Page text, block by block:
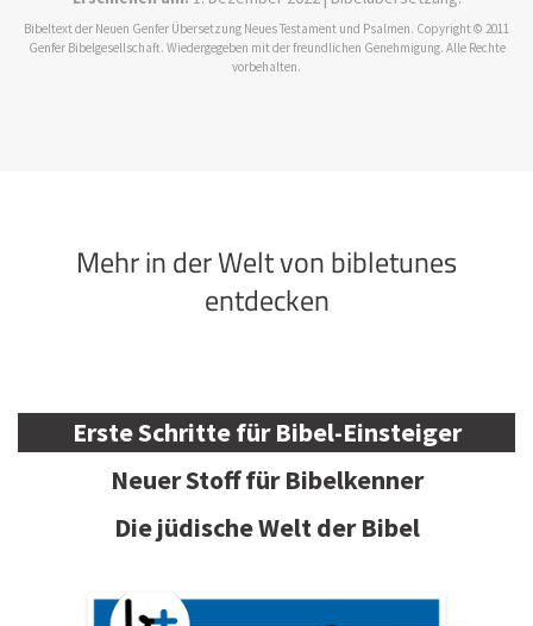
Bibeltext der Neuen Genfer Übersetzung Neues Testament und Psalmen. Copyright © 2011
Genfer Bibelgesellschaft. Wiedergegeben mit der freundlichen Genehmigung. Alle Rechte
vorbehalten.
Mehr in der Welt von bibletunes
entdecken
Erste Schritte für Bibel-Einsteiger
Neuer Stoff für Bibelkenner
Die jüdische Welt der Bibel